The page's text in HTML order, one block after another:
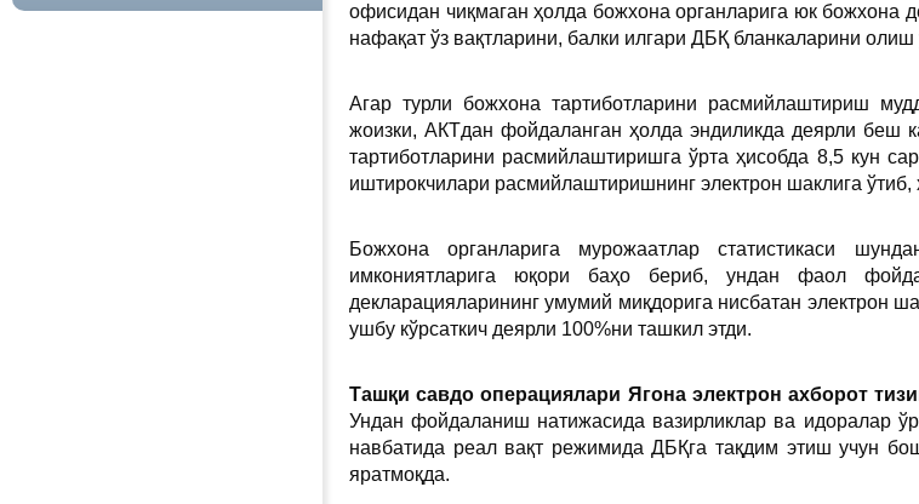
офисидан чиқмаган ҳолда божхона органларига юк божхона
нафақат ўз вақтларини, балки илгари ДБҚ бланкаларини
Агар турли божхона тартиботларини расмийлаштириш
жоизки, АКТдан фойдаланган ҳолда эндиликда деярли беш
тартиботларини расмийлаштиришга ўрта ҳисобда 8,5 кун
иштирокчилари расмийлаштиришнинг электрон шаклига ўтиб,
Божхона органларига мурожаатлар статистикаси
имкониятларига юқори баҳо бериб, ундан фаол
декларацияларининг умумий миқдорига нисбатан электрон
ушбу кўрсаткич деярли 100%ни ташкил этди.
Ташқи савдо операциялари Ягона электрон ахборот
Ундан фойдаланиш натижасида вазирликлар ва идоралар
навбатида реал вақт режимида ДБҚга тақдим этиш учун
яратмоқда.